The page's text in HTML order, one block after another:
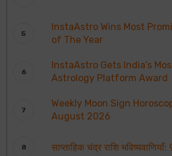
InstaAstro Wins Most
of The Year
InstaAstro Gets India’s
Astrology Platform Award
Weekly Moon Sign
August 2026
साप्ताहिक चंद्र राशि